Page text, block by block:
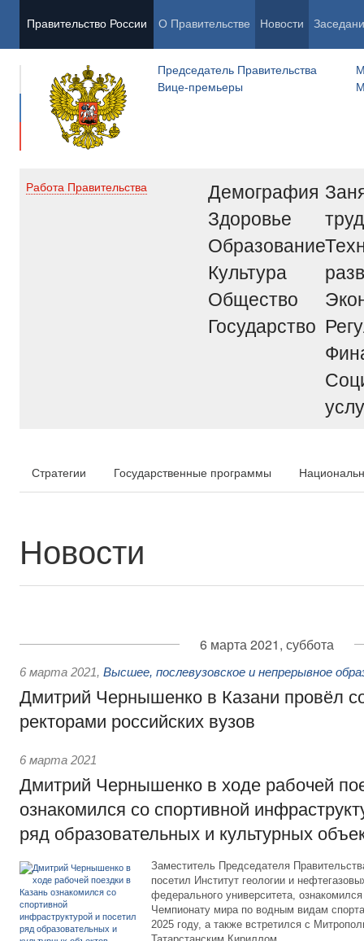
Правительство России О Правительстве Новости
Председатель Правительства
Вице-премьеры
Работа Правительства
Демография
Здоровье
Образование
Культура
Общество
Государство
труд
Стратегии Государственные программы
Новости
6 марта 2021, суббота
6 марта 2021, Высшее, послевузовское и непрерывное
Дмитрий Чернышенко в Казани провёл
ректорами российских вузов
6 марта 2021
Дмитрий Чернышенко в ходе рабочей
ознакомился со спортивной
ряд образовательных и культурных
Заместитель Председателя
посетил Институт геологии и
федерального университета,
Чемпионату мира по водным видам
2025 году, а также встретился с